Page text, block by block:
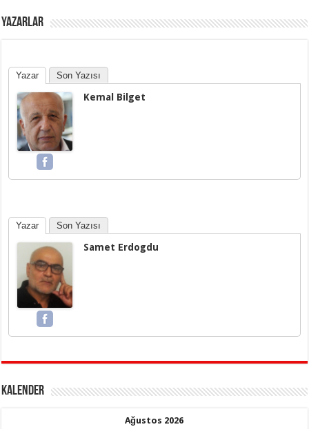
YAZARLAR
Yazar Son Yazısı
Kemal Bilget
Yazar Son Yazısı
Samet Erdogdu
KALENDER
Ağustos 2026